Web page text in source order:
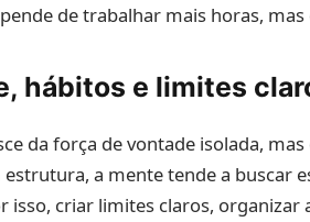
de trabalhar mais horas,
hábitos e limites
da força de vontade isolada,
estrutura, a mente tende a buscar
isso, criar limites claros,